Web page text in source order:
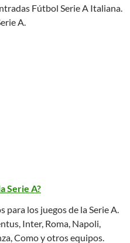
Fútbol Serie A Italiana.
A.
Serie A?
para los juegos de la Serie A.
Inter, Roma, Napoli,
Como y otros equipos.